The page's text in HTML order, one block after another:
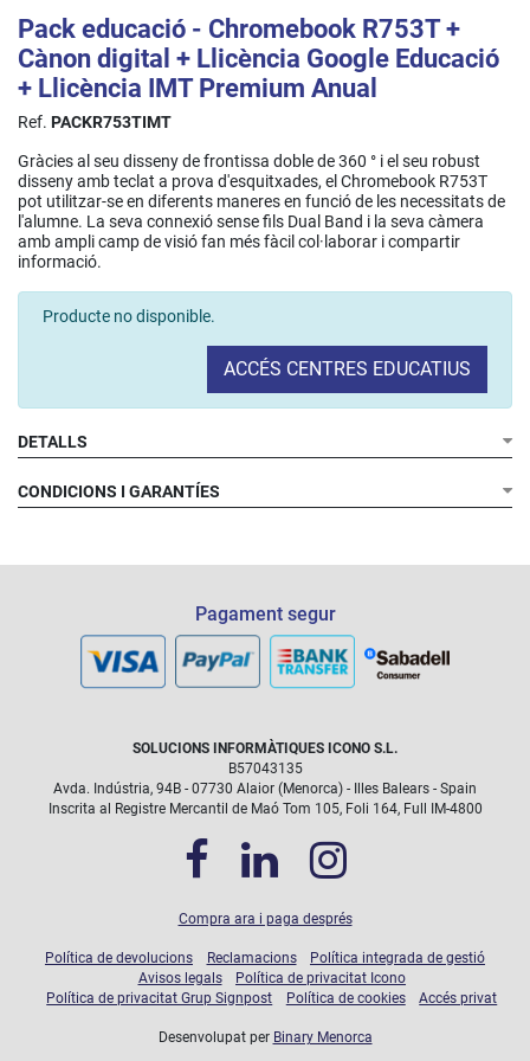
Pack educació - Chromebook R753T +
Cànon digital + Llicència Google Educació
+ Llicència IMT Premium Anual
Ref. PACKR753TIMT
Gràcies al seu disseny de frontissa doble de 360 ​​° i el seu robust
disseny amb teclat a prova d'esquitxades, el Chromebook R753T
pot utilitzar-se en diferents maneres en funció de les necessitats de
l'alumne. La seva connexió sense fils Dual Band i la seva càmera
amb ampli camp de visió fan més fàcil col·laborar i compartir
informació.
Producte no disponible.
ACCÉS CENTRES EDUCATIUS
DETALLS
CONDICIONS I GARANTÍES
Pagament segur
SOLUCIONS INFORMÀTIQUES ICONO S.L.
B57043135
Avda. Indústria, 94B - 07730 Alaior (Menorca) - Illes Balears - Spain
Inscrita al Registre Mercantil de Maó Tom 105, Foli 164, Full IM-4800
Compra ara i paga després
Política de devolucions Reclamacions
Política integrada de gestió
Avisos legals
Política de privacitat Icono
Política de privacitat Grup Signpost
Política de cookies Accés privat
Desenvolupat per Binary Menorca